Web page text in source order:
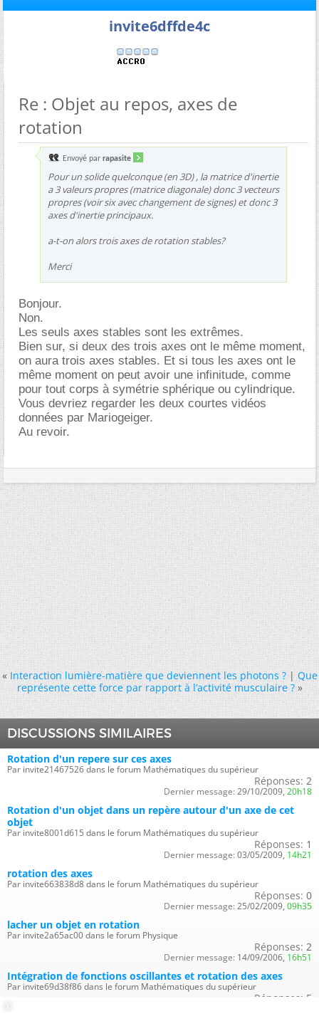
invite6dffde4c
Re : Objet au repos, axes de
rotation
Envoyé par rapasite
Pour un solide quelconque (en 3D) , la matrice d'inertie
a 3 valeurs propres (matrice diagonale) donc 3 vecteurs
propres (voir six avec changement de signes) et donc 3
axes d'inertie principaux.
a-t-on alors trois axes de rotation stables?
Merci
Bonjour.
Non.
Les seuls axes stables sont les extrêmes.
Bien sur, si deux des trois axes ont le même moment,
on aura trois axes stables. Et si tous les axes ont le
même moment on peut avoir une infinitude, comme
pour tout corps à symétrie sphérique ou cylindrique.
Vous devriez regarder les deux courtes vidéos
données par Mariogeiger.
Au revoir.
« Interaction lumière-matière que deviennent les photons ?|Que
représente cette force par rapport à l’activité musculaire ? »
DISCUSSIONS SIMILAIRES
Rotation d'un repere sur ces axes
Par invite21467526 dans le forum Mathématiques du supérieur
Réponses: 2
Dernier message: 29/10/2009, 20h18
Rotation d'un objet dans un repère autour d'un axe de cet
objet
Par invite8001d615 dans le forum Mathématiques du supérieur
Réponses: 1
Dernier message: 03/05/2009, 14h21
rotation des axes
Par invite663838d8 dans le forum Mathématiques du supérieur
Réponses: 0
Dernier message: 25/02/2009, 09h35
lacher un objet en rotation
Par invite2a65ac00 dans le forum Physique
Réponses: 2
Dernier message: 14/09/2006, 16h51
Intégration de fonctions oscillantes et rotation des axes
Par invite69d38f86 dans le forum Mathématiques du supérieur
Réponses: 5